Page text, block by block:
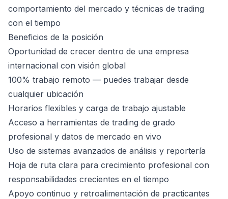
comportamiento del mercado y técnicas de trading
con el tiempo
Beneficios de la posición
Oportunidad de crecer dentro de una empresa
internacional con visión global
100% trabajo remoto — puedes trabajar desde
cualquier ubicación
Horarios flexibles y carga de trabajo ajustable
Acceso a herramientas de trading de grado
profesional y datos de mercado en vivo
Uso de sistemas avanzados de análisis y reportería
Hoja de ruta clara para crecimiento profesional con
responsabilidades crecientes en el tiempo
Apoyo continuo y retroalimentación de practicantes